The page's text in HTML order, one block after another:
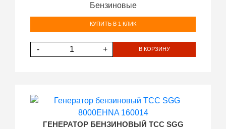
Бензиновые
КУПИТЬ В 1 КЛИК
- + В КОРЗИНУ
ГЕНЕРАТОР БЕНЗИНОВЫЙ ТСС SGG